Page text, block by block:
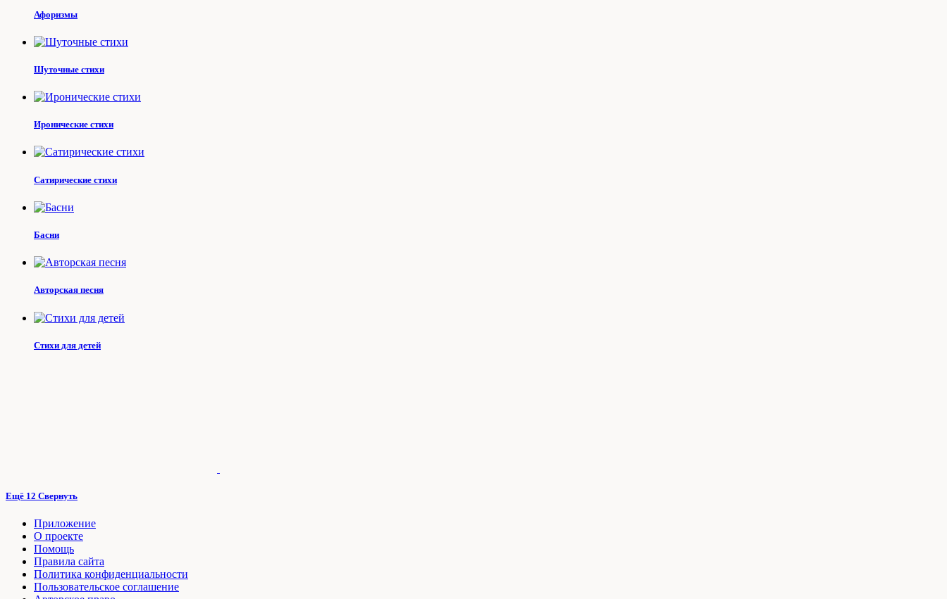
Афоризмы
Шуточные стихи
Иронические стихи
Сатирические стихи
Басни
Авторская песня
Стихи для детей
Ещё 12 Свернуть
Приложение
О проекте
Помощь
Правила сайта
Политика конфиденциальности
Пользовательское соглашение